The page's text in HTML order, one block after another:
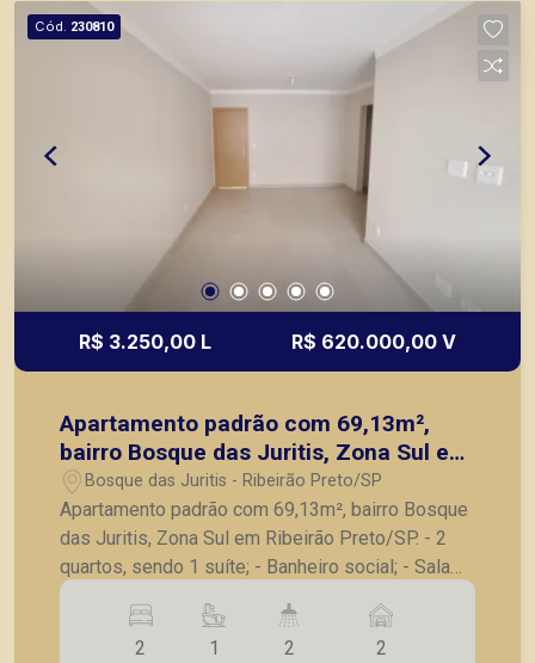
mesmo nos principais lançamentos da cidade de
Ribeirão Preto.
Cód. 230810
R$ 3.250,00 L R$ 620.000,00 V
Apartamento padrão com 69,13m²,
bairro Bosque das Juritis, Zona Sul em
Ribeirão Preto/SP.
Bosque das Juritis - Ribeirão Preto/SP
Apartamento padrão com 69,13m², bairro Bosque
das Juritis, Zona Sul em Ribeirão Preto/SP. - 2
quartos, sendo 1 suíte; - Banheiro social; - Sala
para 2 ambientes; - Sacada; - Cozinha; -
Lavanderia; - 2 vagas de garagem. Também
temos imóveis no Jardim Olhos d´Água, Nova
2 1 2 2